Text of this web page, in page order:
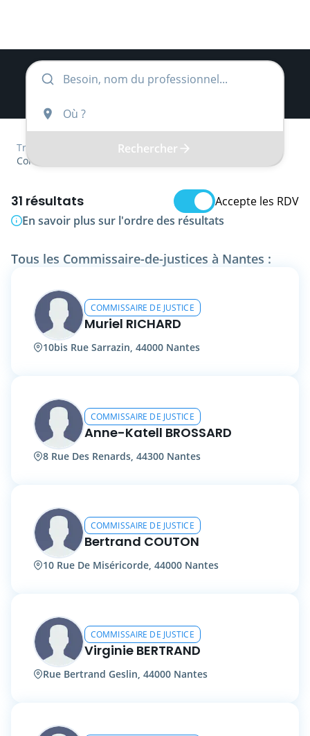
Rechercher
Trouver Pays de la Loire
Loire-Atlantique
Commissaire-de-justice
31 résultats
Accepte les RDV
En savoir plus sur l'ordre des résultats
Tous les Commissaire-de-justices à Nantes :
COMMISSAIRE DE JUSTICE
Muriel RICHARD
10bis Rue Sarrazin, 44000 Nantes
COMMISSAIRE DE JUSTICE
Anne-Katell BROSSARD
8 Rue Des Renards, 44300 Nantes
COMMISSAIRE DE JUSTICE
Bertrand COUTON
10 Rue De Miséricorde, 44000 Nantes
COMMISSAIRE DE JUSTICE
Virginie BERTRAND
Rue Bertrand Geslin, 44000 Nantes